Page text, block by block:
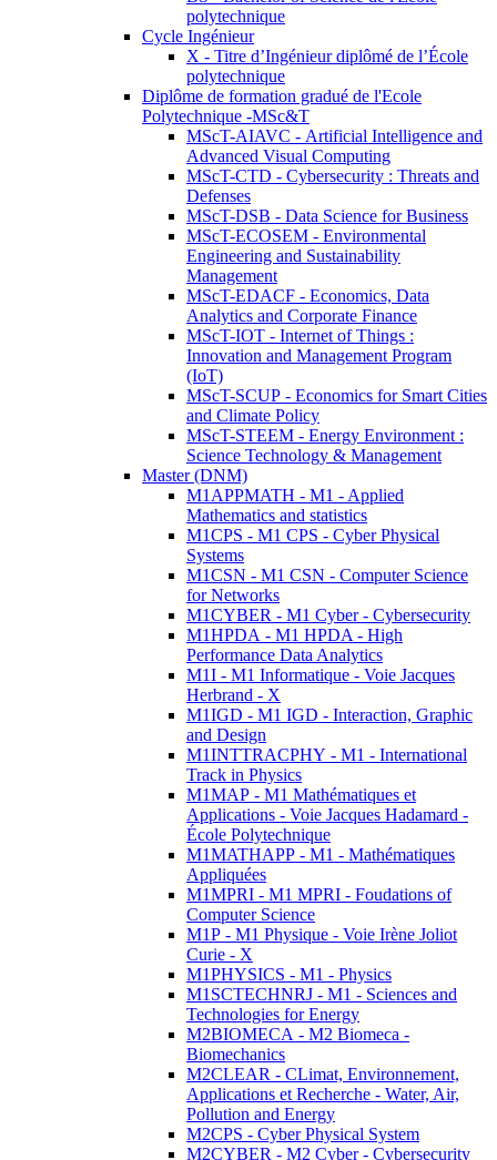
polytechnique
Cycle Ingénieur
X - Titre d’Ingénieur diplômé de l’École
polytechnique
Diplôme de formation gradué de l'Ecole
Polytechnique -MSc&T
MScT-AIAVC - Artificial Intelligence and
Advanced Visual Computing
MScT-CTD - Cybersecurity : Threats and
Defenses
MScT-DSB - Data Science for Business
MScT-ECOSEM - Environmental
Engineering and Sustainability
Management
MScT-EDACF - Economics, Data
Analytics and Corporate Finance
MScT-IOT - Internet of Things :
Innovation and Management Program
(IoT)
MScT-SCUP - Economics for Smart Cities
and Climate Policy
MScT-STEEM - Energy Environment :
Science Technology & Management
Master (DNM)
M1APPMATH - M1 - Applied
Mathematics and statistics
M1CPS - M1 CPS - Cyber Physical
Systems
M1CSN - M1 CSN - Computer Science
for Networks
M1CYBER - M1 Cyber - Cybersecurity
M1HPDA - M1 HPDA - High
Performance Data Analytics
M1I - M1 Informatique - Voie Jacques
Herbrand - X
M1IGD - M1 IGD - Interaction, Graphic
and Design
M1INTTRACPHY - M1 - International
Track in Physics
M1MAP - M1 Mathématiques et
Applications - Voie Jacques Hadamard -
École Polytechnique
M1MATHAPP - M1 - Mathématiques
Appliquées
M1MPRI - M1 MPRI - Foudations of
Computer Science
M1P - M1 Physique - Voie Irène Joliot
Curie - X
M1PHYSICS - M1 - Physics
M1SCTECHNRJ - M1 - Sciences and
Technologies for Energy
M2BIOMECA - M2 Biomeca -
Biomechanics
M2CLEAR - CLimat, Environnement,
Applications et Recherche - Water, Air,
Pollution and Energy
M2CPS - Cyber Physical System
M2CYBER - M2 Cyber - Cybersecurity